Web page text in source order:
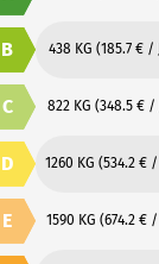
B 438 KG (185.7 € /
C 822 KG (348.5 € /
D 1260 KG (534.2 €
E 1590 KG (674.2 €